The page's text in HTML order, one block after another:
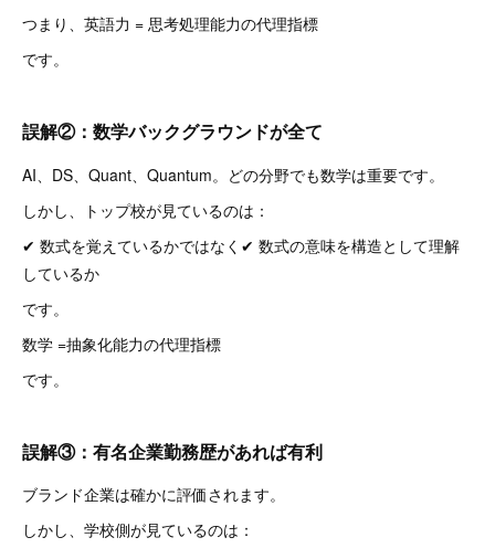
つまり、英語力 = 思考処理能力の代理指標
です。
誤解②：数学バックグラウンドが全て
AI、DS、Quant、Quantum。どの分野でも数学は重要です。
しかし、トップ校が見ているのは：
✔ 数式を覚えているかではなく✔ 数式の意味を構造として理解
しているか
です。
数学 =抽象化能力の代理指標
です。
誤解③：有名企業勤務歴があれば有利
ブランド企業は確かに評価されます。
しかし、学校側が見ているのは：